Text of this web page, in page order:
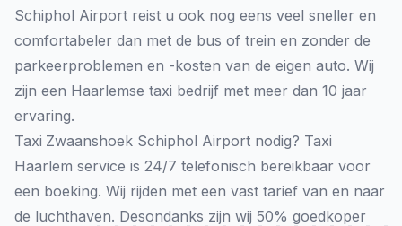
Schiphol Airport reist u ook nog eens veel sneller en
comfortabeler dan met de bus of trein en zonder de
parkeerproblemen en -kosten van de eigen auto. Wij
zijn een Haarlemse taxi bedrijf met meer dan 10 jaar
ervaring.
Taxi Zwaanshoek Schiphol Airport nodig? Taxi
Haarlem service is 24/7 telefonisch bereikbaar voor
een boeking. Wij rijden met een vast tarief van en naar
de luchthaven. Desondanks zijn wij 50% goedkoper